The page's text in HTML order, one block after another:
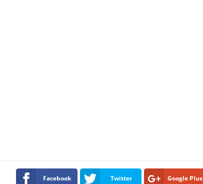
Facebook Twitter Google Plus